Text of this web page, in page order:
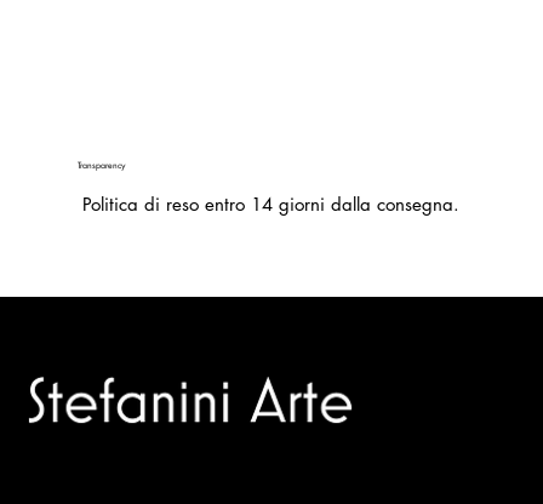
Transparency
Politica di reso entro 14 giorni dalla consegna.